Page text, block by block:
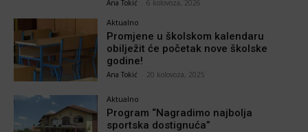
Ana Tokić 6 kolovoza, 2026
Aktualno
Promjene u školskom kalendaru
obilježit će početak nove školske
godine!
Ana Tokić 20 kolovoza, 2025
Aktualno
Program “Nagradimo najbolja
sportska dostignuća”